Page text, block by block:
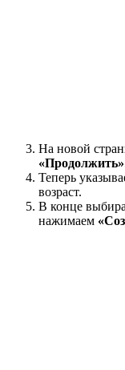
На новой
«Продолжить»
Теперь
возраст.
В конце
нажимаем